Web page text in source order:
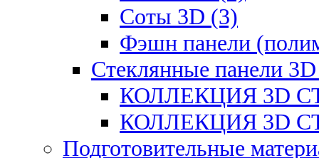
Соты 3D (3)
Фэшн панели
Стеклянные панели 3D
КОЛЛЕКЦИЯ 3D
КОЛЛЕКЦИЯ 3D
Подготовительные